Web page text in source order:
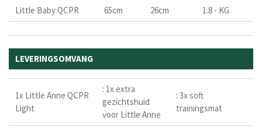
Little Baby QCPR
65cm 26cm 1.8 - KG
LEVERINGSOMVANG
1x Little Anne QCPR
Light
: 1x extra
gezichtshuid
voor Little Anne
: 3x soft
trainingsmat